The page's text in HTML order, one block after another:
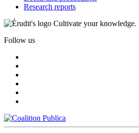
Research reports
Cultivate your knowledge.
Follow us